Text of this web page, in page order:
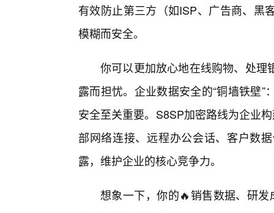
有效防止第三方（如ISP、广告商、黑
模糊而安全。
你可以更加放心地在线购物、处理
露而担忧。企业数据安全的“铜墙铁壁
安全至关重要。S8SP加密路线为企业
部网络连接、远程办公会话、客户数
露，维护企业的核心竞争力。
想象一下，你的🔥销售数据、研